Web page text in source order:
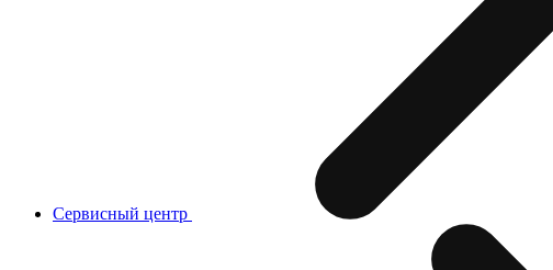
Сервисный центр